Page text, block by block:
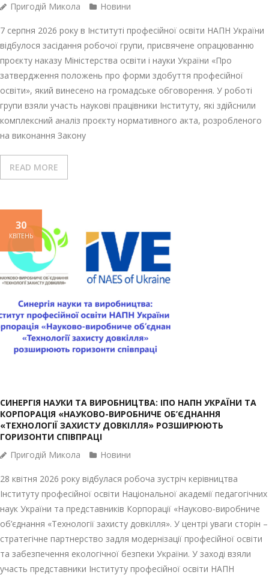
Пригодій Микола Новини
7 серпня 2026 року в Інституті професійної освіти НАПН України
відбулося засідання робочої групи, присвячене опрацюванню
проєкту наказу Міністерства освіти і науки України «Про
затвердження положень про форми здобуття професійної
освіти», який винесено на громадське обговорення. У роботі
групи взяли участь наукові працівники Інституту, які здійснили
комплексний аналіз проєкту нормативного акта, розробленого
на виконання Закону
READ MORE
СИНЕРГІЯ НАУКИ ТА ВИРОБНИЦТВА: ІПО НАПН УКРАЇНИ ТА
КОРПОРАЦІЯ «НАУКОВО-ВИРОБНИЧЕ ОБ’ЄДНАННЯ
«ТЕХНОЛОГІЇ ЗАХИСТУ ДОВКІЛЛЯ» РОЗШИРЮЮТЬ
ГОРИЗОНТИ СПІВПРАЦІ
30
КВІТЕНЬ
Пригодій Микола Новини
28 квітня 2026 року відбулася робоча зустріч керівництва
Інституту професійної освіти Національної академії педагогічних
наук України та представників Корпорації «Науково-виробниче
об’єднання «Технології захисту довкілля». У центрі уваги сторін –
стратегічне партнерство задля модернізації професійної освіти
та забезпечення екологічної безпеки України. У заході взяли
участь представники Інституту професійної освіти НАПН